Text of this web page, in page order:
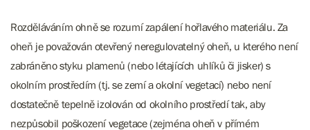
Rozděláváním ohně se rozumí zapálení hořlavého materiálu. Za
oheň je považován otevřený neregulovatelný oheň, u kterého není
zabráněno styku plamenů (nebo létajících uhlíků či jisker) s
okolním prostředím (tj. se zemí a okolní vegetací) nebo není
dostatečně tepelně izolován od okolního prostředí tak, aby
nezpůsobil poškození vegetace (zejména oheň v přímém